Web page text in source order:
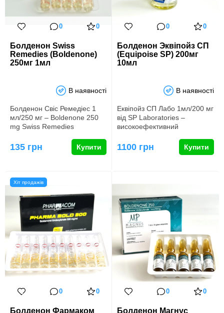
0 0
Болденон Swiss
Remedies (Boldenone)
250мг 1мл
В наявності
Болденон Свіс Ремедіес 1
мл/250 мг – Boldenone 250
mg Swiss Remedies
Україні…
135 грн Купити
0 0
Болденон Эквіпойз СП
(Equipoise SP) 200мг
10мл
В наявності
Еквіпойз СП Лабо 1мл/200 мг
від SP Laboratories –
високоефективний
стероїд…
1100 грн Купити
Хіт продажів
0 0
Болденон Фармаком
0 0
Болденон Магнус